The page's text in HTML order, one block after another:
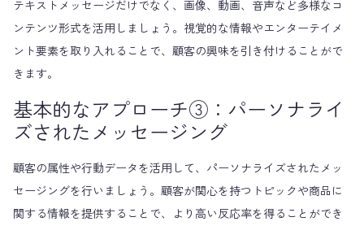
テキストメッセージだけでなく、画像、動画、音声など多様なコ
ンテンツ形式を活用しましょう。視覚的な情報やエンターテイメ
ント要素を取り入れることで、顧客の興味を引き付けることがで
きます。
基本的なアプローチ③：パーソナライ
ズされたメッセージング
顧客の属性や行動データを活用して、パーソナライズされたメッ
セージングを行いましょう。顧客が関心を持つトピックや商品に
関する情報を提供することで、より高い反応率を得ることができ